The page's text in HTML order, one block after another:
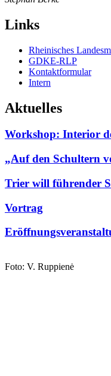
Links
Rheinisches
GDKE-RLP
Kontaktformular
Intern
Aktuelles
Workshop: Interior
„Auf den Schultern
Trier will führender
Vortrag
Foto: V. Ruppienė